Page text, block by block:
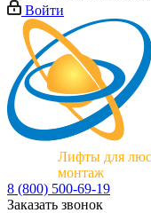
Войти
Лифты для
монтаж
8 (800) 500-69-19
Заказать звонок